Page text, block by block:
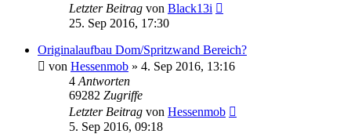
Letzter Beitrag von Black13i
25. Sep 2016, 17:30
Originalaufbau Dom/Spritzwand Bereich?
von Hessenmob » 4. Sep 2016, 13:16
4 Antworten
69282 Zugriffe
Letzter Beitrag von Hessenmob
5. Sep 2016, 09:18